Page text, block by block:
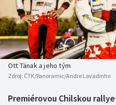
Baseball a softbal
Basketbal
Biatlon
Soutěže
Historické návraty
Aplikace ČT sport
Ott Tänak a jeho tým
Zdroj: ČTK/Panoramic/Andre Lavadinho
Premiérovou Chilskou